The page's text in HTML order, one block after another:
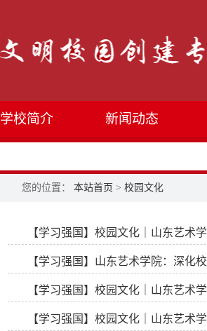
学校简介 新闻动态
您的位置：本站首页 >校园文化
【学习强国】校园文化｜山东艺术
【学习强国】山东艺术学院：深化
【学习强国】校园文化｜山东艺术
【学习强国】校园文化｜山东艺术